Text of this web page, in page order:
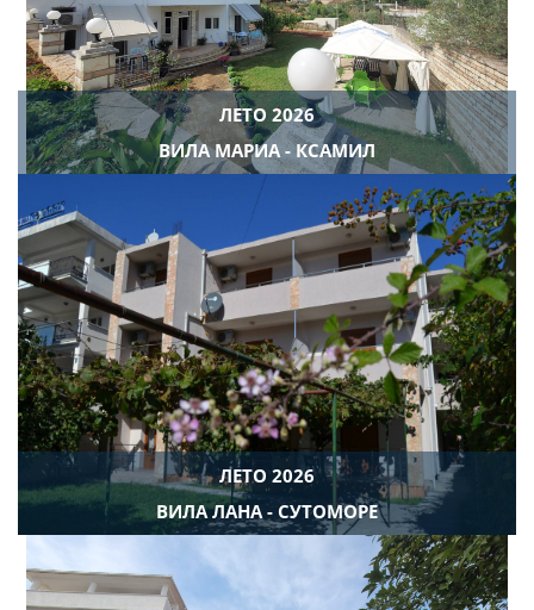
ЛЕТО 2026
ВИЛА МАРИА - КСАМИЛ
ЛЕТО 2026
ВИЛА ЛАНА - СУТОМОРЕ